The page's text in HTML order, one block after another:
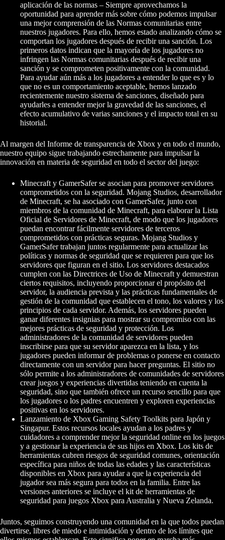
aplicación de las normas – Siempre aprovechamos la
oportunidad para aprender más sobre cómo podemos impulsar
una mejor comprensión de las Normas comunitarias entre
nuestros jugadores. Para ello, hemos estado analizando cómo se
comportan los jugadores después de recibir una sanción. Los
primeros datos indican que la mayoría de los jugadores no
infringen las Normas comunitarias después de recibir una
sanción y se comprometen positivamente con la comunidad.
Para ayudar aún más a los jugadores a entender lo que es y lo
que no es un comportamiento aceptable, hemos lanzado
recientemente nuestro sistema de sanciones, diseñado para
ayudarles a entender mejor la gravedad de las sanciones, el
efecto acumulativo de varias sanciones y el impacto total en su
historial.
Al margen del Informe de transparencia de Xbox y en todo el mundo,
nuestro equipo sigue trabajando estrechamente para impulsar la
innovación en materia de seguridad en todo el sector del juego:
Minecraft y GamerSafer se asocian para promover servidores
comprometidos con la seguridad. Mojang Studios, desarrollador
de Minecraft, se ha asociado con GamerSafer, junto con
miembros de la comunidad de Minecraft, para elaborar la Lista
Oficial de Servidores de Minecraft, de modo que los jugadores
puedan encontrar fácilmente servidores de terceros
comprometidos con prácticas seguras. Mojang Studios y
GamerSafer trabajan juntos regularmente para actualizar las
políticas y normas de seguridad que se requieren para que los
servidores que figuran en el sitio. Los servidores destacados
cumplen con las Directrices de Uso de Minecraft y demuestran
ciertos requisitos, incluyendo proporcionar el propósito del
servidor, la audiencia prevista y las prácticas fundamentales de
gestión de la comunidad que establecen el tono, los valores y los
principios de cada servidor. Además, los servidores pueden
ganar diferentes insignias para mostrar su compromiso con las
mejores prácticas de seguridad y protección. Los
administradores de la comunidad de servidores pueden
inscribirse para que su servidor aparezca en la lista, y los
jugadores pueden informar de problemas o ponerse en contacto
directamente con un servidor para hacer preguntas. El sitio no
sólo permite a los administradores de comunidades de servidores
crear juegos y experiencias divertidas teniendo en cuenta la
seguridad, sino que también ofrece un recurso sencillo para que
los jugadores o los padres encuentren y exploren experiencias
positivas en los servidores.
Lanzamiento de Xbox Gaming Safety Toolkits para Japón y
Singapur. Estos recursos locales ayudan a los padres y
cuidadores a comprender mejor la seguridad online en los juegos
y a gestionar la experiencia de sus hijos en Xbox. Los kits de
herramientas cubren riesgos de seguridad comunes, orientación
específica para niños de todas las edades y las características
disponibles en Xbox para ayudar a que la experiencia del
jugador sea más segura para todos en la familia. Entre las
versiones anteriores se incluye el kit de herramientas de
seguridad para juegos Xbox para Australia y Nueva Zelanda.
Juntos, seguimos construyendo una comunidad en la que todos puedan
divertirse, libres de miedo e intimidación y dentro de los límites que